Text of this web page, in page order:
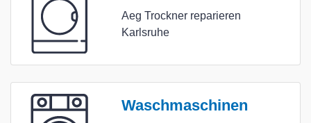
Aeg Trockner reparieren
Karlsruhe
Waschmaschinen